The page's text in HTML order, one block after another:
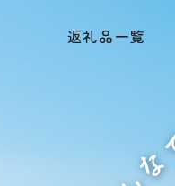
返礼品一覧